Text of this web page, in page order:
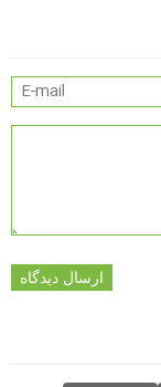
ارسال دیدگاه